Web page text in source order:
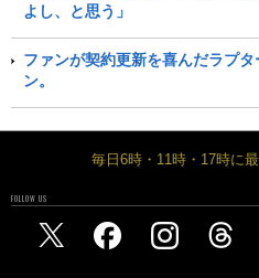
よし、と思う」
ファンが契約更新を喜んだラプ
ン。
毎日6時・11時・17時に
FOLLOW US